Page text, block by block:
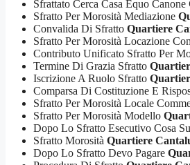
Sfrattato Cerca Casa Equo Canone
Sfratto Per Morosità Mediazione
Convalida Di Sfratto Quartiere
Sfratto Per Morosità Locazione
Contributo Unificato Sfratto Per
Termine Di Grazia Sfratto
Iscrizione A Ruolo Sfratto
Comparsa Di Costituzione E
Sfratto Per Morosità Locale
Sfratto Per Morosità Modello
Dopo Lo Sfratto Esecutivo Cosa
Sfratto Morosità Quartiere
Dopo Lo Sfratto Devo Pagare